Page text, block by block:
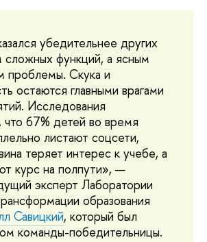
убедительнее других
функций, а ясным
проблемы. Скука и
остаются главными врагами
Исследования
что 67% детей во время
листают соцсети,
теряет интерес к учебе, а
курс на полпути», —
эксперт Лаборатории
образования
Савицкий, который был
команды-победительницы.